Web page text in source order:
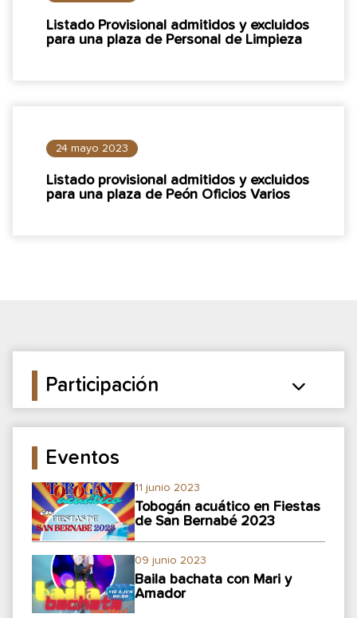
Listado Provisional admitidos y excluidos
para una plaza de Personal de Limpieza
24 mayo 2023
Listado provisional admitidos y excluidos
para una plaza de Peón Oficios Varios
Participación
Eventos
11 junio 2023
Tobogán acuático en Fiestas
de San Bernabé 2023
09 junio 2023
Baila bachata con Mari y
Amador